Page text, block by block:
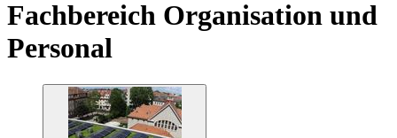
Fachbereich Organisation und
Personal